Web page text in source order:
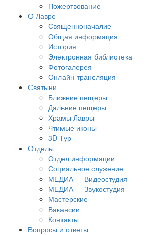
Пожертвование
О Лавре
Священноначалие
Общая информация
История
Электронная библиотека
Фотогалерея
Онлайн-трансляция
Святыни
Ближние пещеры
Дальние пещеры
Храмы Лавры
Чтимые иконы
3D Тур
Отделы
Отдел информации
Социальное служение
МЕДИА — Видеостудия
МЕДИА — Звукостудия
Мастерские
Вакансии
Контакты
Вопросы и ответы